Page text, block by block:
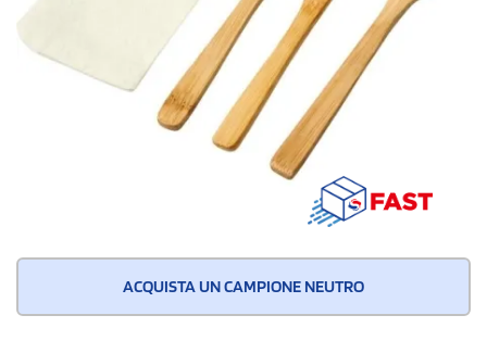
ACQUISTA UN CAMPIONE NEUTRO